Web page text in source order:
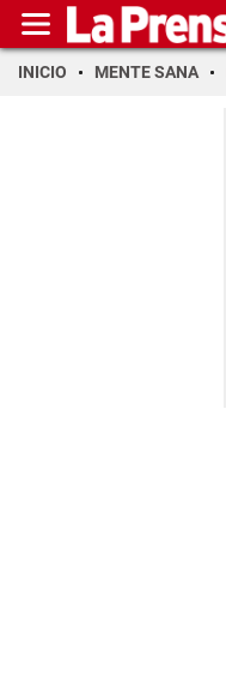
INICIO MENTE SANA